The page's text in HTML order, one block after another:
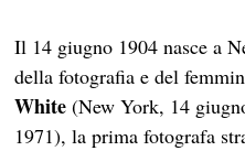
Il 14 giugno 1904 nasce a
della fotografia e del
White (New York, 14
1971), la prima fotografa